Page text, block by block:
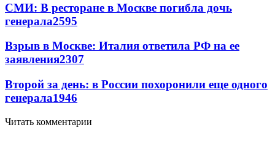
СМИ: В ресторане в Москве погибла дочь
генерала2595
Взрыв в Москве: Италия ответила РФ на ее
заявления2307
Второй за день: в России похоронили еще одного
генерала1946
Читать комментарии